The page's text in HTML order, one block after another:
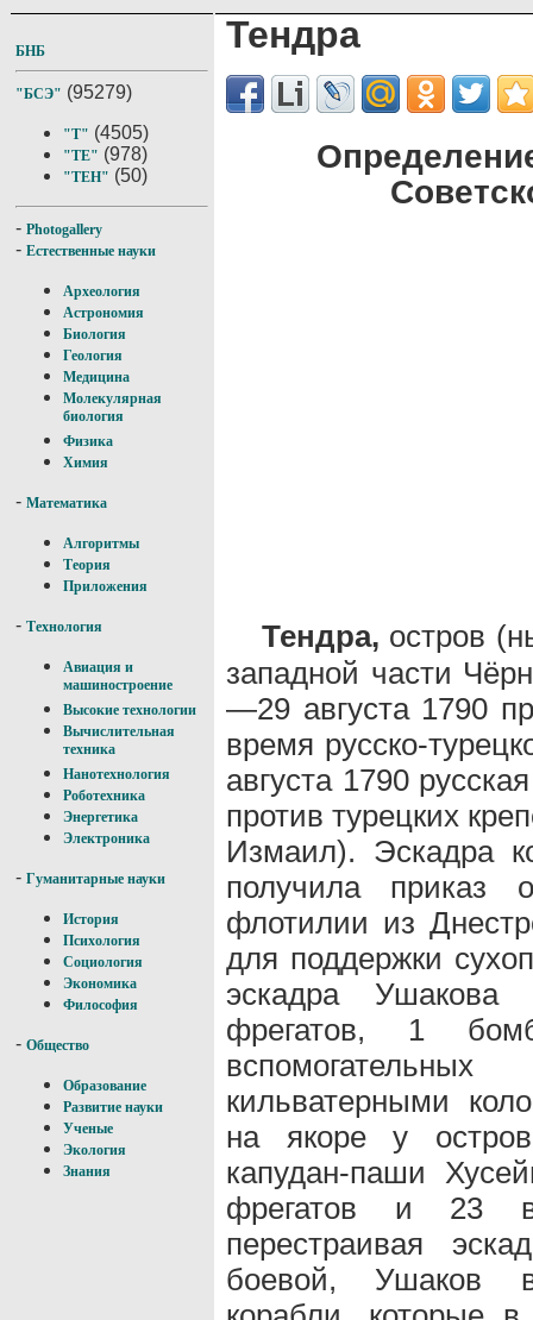
БНБ
"БСЭ" (95279)
"Т" (4505)
"ТЕ" (978)
"ТЕН" (50)
- Photogallery
- Естественные науки
Археология
Астрономия
Биология
Геология
Медицина
Молекулярная
биология
Физика
Химия
- Математика
Алгоритмы
Теория
Приложения
- Технология
Авиация и
машиностроение
Высокие технологии
Вычислительная
техника
Нанотехнология
Роботехника
Энергетика
Электроника
- Гуманитарные науки
История
Психология
Социология
Экономика
Философия
- Общество
Образование
Развитие науки
Ученые
Экология
Знания
Тендра
Тендра, остров
западной части
—29 августа 1790
время русско-
августа 1790
против турецких
Измаил). Эскадра
получила приказ
флотилии из
для поддержки
эскадра
фрегатов, 1
кильватерными
на якоре у
капудан-паши
фрегатов и 23
перестраивая
боевой, Ушаков